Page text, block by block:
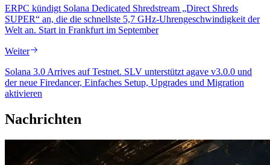
ERPC kündigt Solana Dedicated Shredstream „Direct Shreds
SUPER“ an, die die schnellste 5,7 GHz-Uhrengeschwindigkeit der
Welt an. Start in Frankfurt im September
Weiter
Solana 3.0 Arrives auf Testnet. SLV unterstützt agave v3.0.0 und
der neue Firedancer, Einfaches Setup, Upgrades und Migration
aktivieren
Nachrichten